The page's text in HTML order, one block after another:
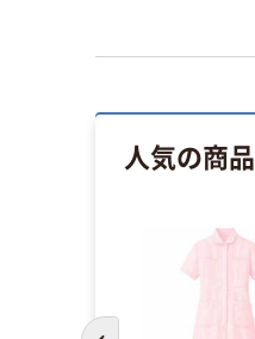
人気の商品